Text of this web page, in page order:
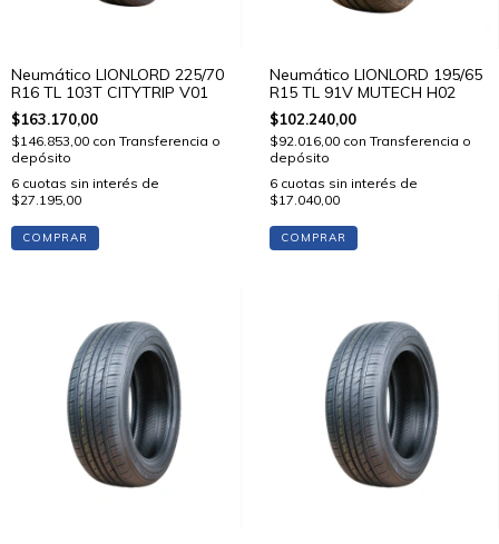
Neumático LIONLORD 225/70
R16 TL 103T CITYTRIP V01
$163.170,00
$146.853,00 con Transferencia o
depósito
6 cuotas sin interés de
$27.195,00
COMPRAR
Neumático LIONLORD 195/65
R15 TL 91V MUTECH H02
$102.240,00
$92.016,00 con Transferencia o
depósito
6 cuotas sin interés de
$17.040,00
COMPRAR